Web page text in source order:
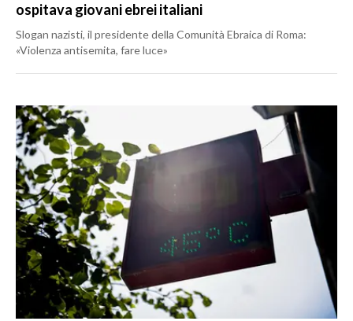
ospitava giovani ebrei italiani
Slogan nazisti, il presidente della Comunità Ebraica di Roma:
«Violenza antisemita, fare luce»